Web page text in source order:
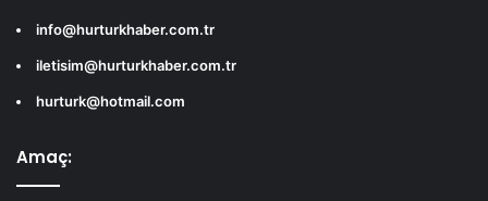
info@hurturkhaber.com.tr
iletisim@hurturkhaber.com.tr
hurturk@hotmail.com
Amaç: